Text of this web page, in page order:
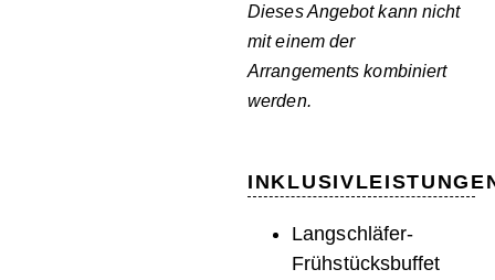
Dieses Angebot kann nicht
mit einem der
Arrangementskombiniert
werden.
Langschläfer-
Frühstücksbuffet